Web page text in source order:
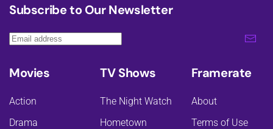
Subscribe to Our Newsletter
Movies
Action
Drama
TV Shows
The Night Watch
Hometown
Framerate
About
Terms of Use